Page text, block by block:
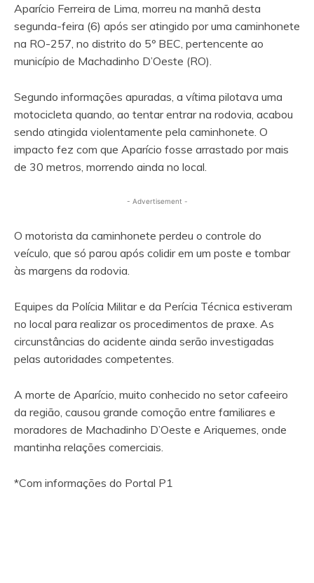
Aparício Ferreira de Lima, morreu na manhã desta
segunda-feira (6) após ser atingido por uma caminhonete
na RO-257, no distrito do 5º BEC, pertencente ao
município de Machadinho D’Oeste (RO).
Segundo informações apuradas, a vítima pilotava uma
motocicleta quando, ao tentar entrar na rodovia, acabou
sendo atingida violentamente pela caminhonete. O
impacto fez com que Aparício fosse arrastado por mais
de 30 metros, morrendo ainda no local.
- Advertisement -
O motorista da caminhonete perdeu o controle do
veículo, que só parou após colidir em um poste e tombar
às margens da rodovia.
Equipes da Polícia Militar e da Perícia Técnica estiveram
no local para realizar os procedimentos de praxe. As
circunstâncias do acidente ainda serão investigadas
pelas autoridades competentes.
A morte de Aparício, muito conhecido no setor cafeeiro
da região, causou grande comoção entre familiares e
moradores de Machadinho D’Oeste e Ariquemes, onde
mantinha relações comerciais.
*Com informações do Portal P1